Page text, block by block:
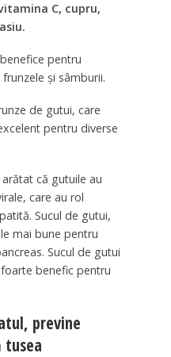
C, cupru,
pentru
și sâmburii.
de gutui, care
pentru diverse
că gutuile au
care au rol
Sucul de gutui,
mai bune pentru
Sucul de gutui
benefic pentru
previne